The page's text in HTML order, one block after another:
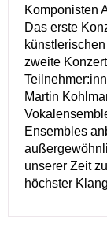
Komponisten
Das erste
zweite
Martin
Ensembles
unserer Zeit
höchster